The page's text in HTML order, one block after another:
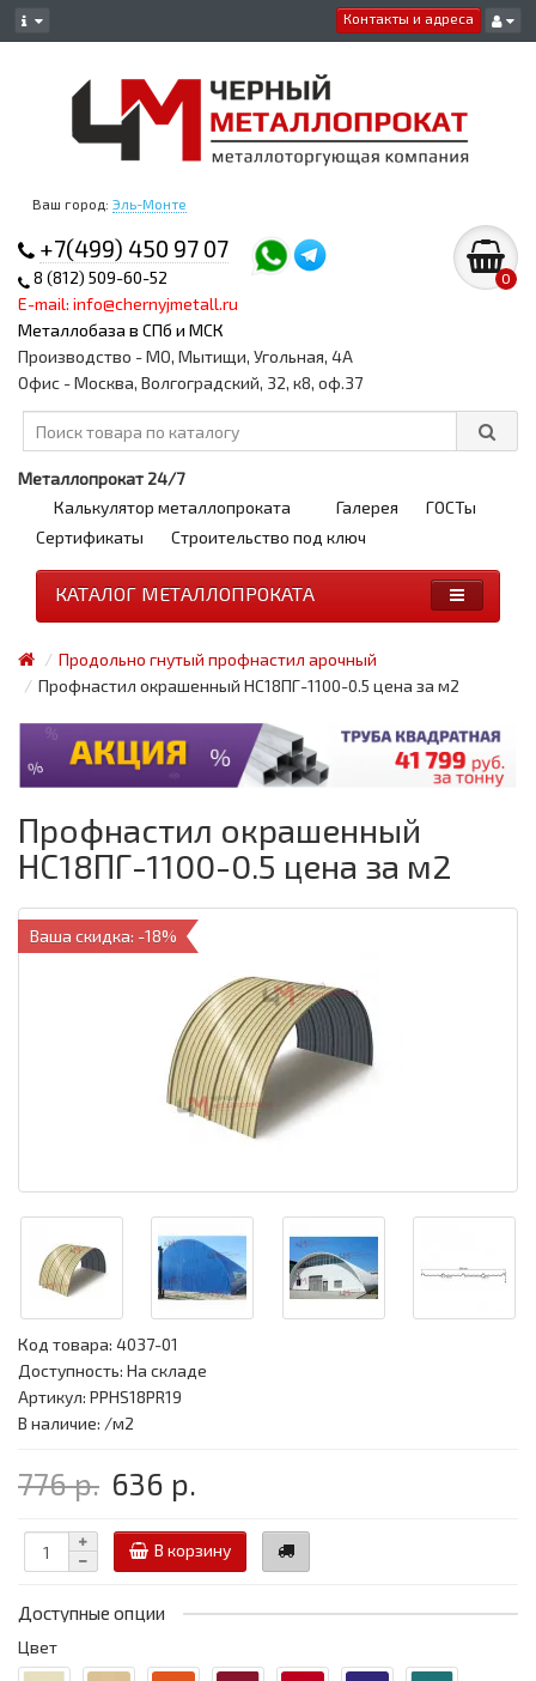
Контакты и адреса
Ваш город: Эль-Монте
+7(499) 450 97 07
8 (812) 509-60-52
E-mail: info@chernyjmetall.ru
Металлобаза в СПб и МСК
0
Производство - МО, Мытищи, Угольная, 4А
Офис - Москва, Волгоградский, 32, к8, оф.37
Металлопрокат 24/7
Калькулятор металлопроката
Галерея
ГОСТы
Сертификаты
Строительство под ключ
КАТАЛОГ МЕТАЛЛОПРОКАТА
Продольно гнутый профнастил арочный
Профнастил окрашенный НС18ПГ-1100-0.5 цена за м2
Профнастил окрашенный
НС18ПГ-1100-0.5 цена за м2
Ваша скидка: -18%
Код товара: 4037-01
Доступность: На складе
Артикул: PPHS18PR19
В наличие: /м2
776 р. 636 р.
В корзину
Доступные опции
Цвет